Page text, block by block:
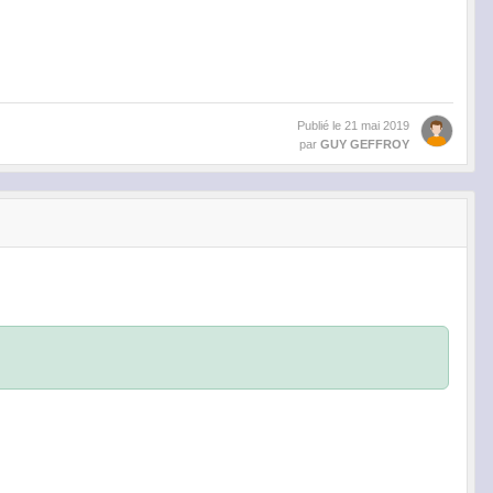
Publié le 21 mai 2019
par GUY GEFFROY